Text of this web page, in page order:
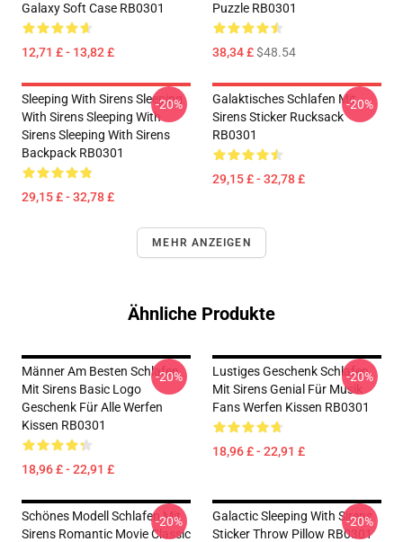
Galaxy Soft Case RB0301
12,71 £ - 13,82 £
Puzzle RB0301
38,34 £$48.54
Sleeping With Sirens Sleeping
With Sirens Sleeping With
Sirens Sleeping With Sirens
Backpack RB0301
29,15 £ - 32,78 £
-20%
Galaktisches Schlafen Mit
Sirens Sticker Rucksack
RB0301
29,15 £ - 32,78 £
-20%
MEHR ANZEIGEN
Ähnliche Produkte
Männer Am Besten Schlafen
Mit Sirens Basic Logo
Geschenk Für Alle Werfen
Kissen RB0301
18,96 £ - 22,91 £
-20%
Lustiges Geschenk Schlafen
Mit Sirens Genial Für Musik
Fans Werfen Kissen RB0301
18,96 £ - 22,91 £
-20%
Schönes Modell Schlafen Mit
Sirens Romantic Movie Classic
-20%
Galactic Sleeping With Sirens
Sticker Throw Pillow RB0301
-20%